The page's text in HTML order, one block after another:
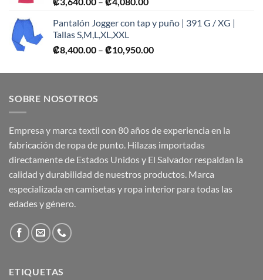
₡3,640.00
₡4,080.00
Pantalón Jogger con tap y puño | 391 G / XG |
Tallas S,M,L,XL,XXL
₡8,400.00 – ₡10,950.00Price
₡8,400.00
SOBRE NOSOTROS
Empresa y marca textil con 80 años de experiencia en la
fabricación de ropa de punto. Hilazas importadas
directamente de Estados Unidos y El Salvador respaldan la
calidad y durabilidad de nuestros productos. Marca
especializada en camisetas y ropa interior para todas las
edades y género.
ETIQUETAS